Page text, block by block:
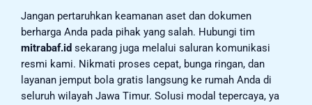
Jangan pertaruhkan keamanan aset dan dokumen
berharga Anda pada pihak yang salah. Hubungi tim
mitrabaf.id sekarang juga melalui saluran komunikasi
resmi kami. Nikmati proses cepat, bunga ringan, dan
layanan jemput bola gratis langsung ke rumah Anda di
seluruh wilayah Jawa Timur. Solusi modal tepercaya, ya